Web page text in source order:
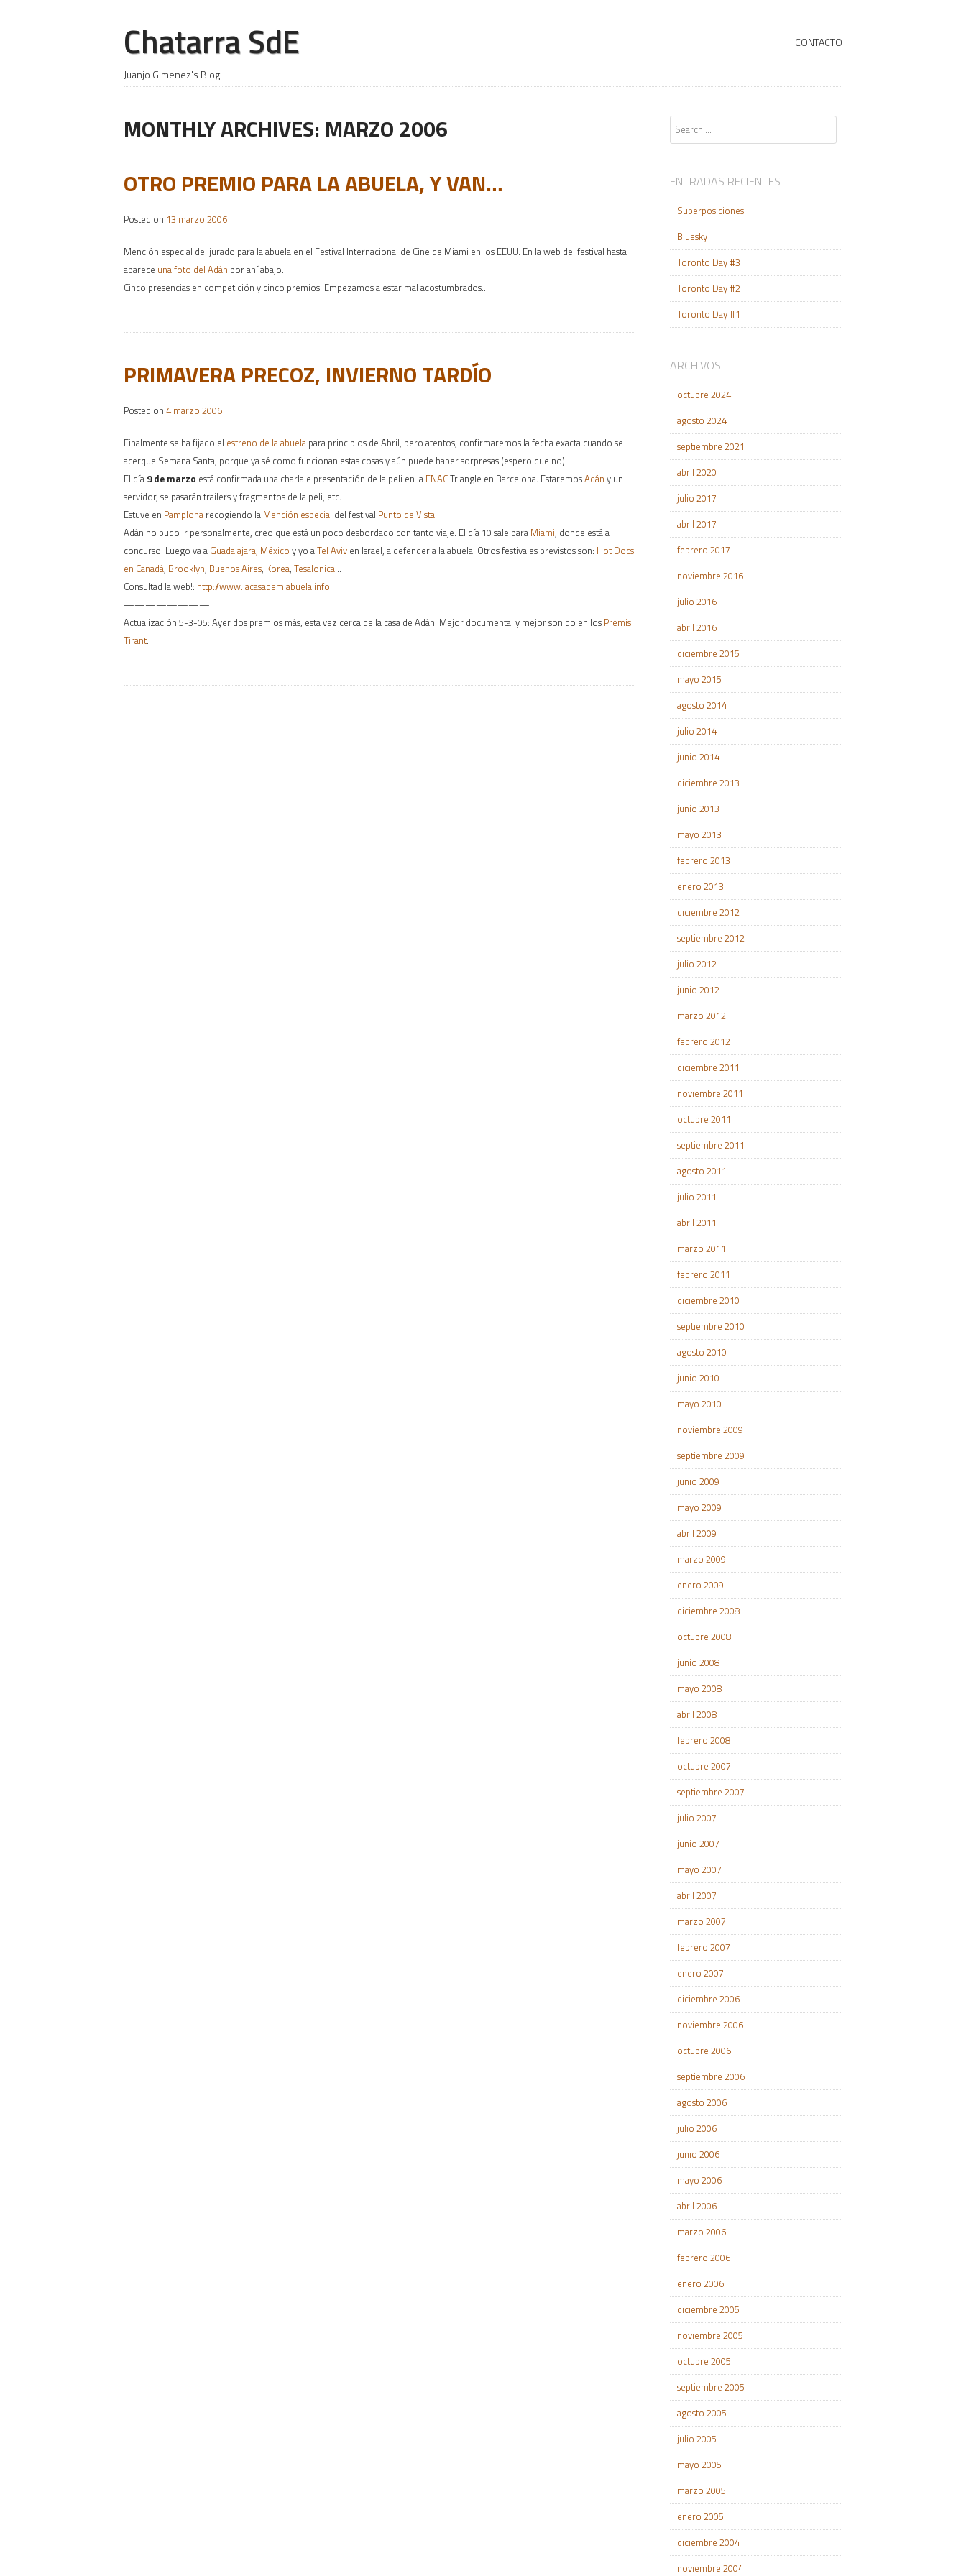
Chatarra SdE
Juanjo Gimenez's Blog
+
SKIP TO CONTENT
CONTACTO
MONTHLY ARCHIVES: MARZO 2006
OTRO PREMIO PARA LA ABUELA, Y VAN…
Posted on 13 marzo 2006
Mención especial del jurado para la abuela en el Festival Internacional de Cine de Miami en los EEUU. En la web del festival hasta
aparece una foto del Adán por ahí abajo…
Cinco presencias en competición y cinco premios. Empezamos a estar mal acostumbrados…
PRIMAVERA PRECOZ, INVIERNO TARDÍO
Posted on 4 marzo 2006
Finalmente se ha fijado el estreno de la abuela para principios de Abril, pero atentos, confirmaremos la fecha exacta cuando se
acerque Semana Santa, porque ya sé como funcionan estas cosas y aún puede haber sorpresas (espero que no).
El día 9 de marzo está confirmada una charla e presentación de la peli en la FNACTriangle en Barcelona. EstaremosAdán y un
servidor, se pasarán trailers y fragmentos de la peli, etc.
Estuve en Pamplona recogiendo la Mención especial del festival Punto de Vista.
Adán no pudo ir personalmente, creo que está un poco desbordado con tanto viaje. El día 10 sale para Miami, donde está a
concurso. Luego va a Guadalajara, México y yo aTel Aviv en Israel, a defender a la abuela. Otros festivales previstos son: Hot Docs
en Canadá, Brooklyn, Buenos Aires, Korea, Tesalonica…
Consultad la web!: http://www.lacasademiabuela.info
————————
Actualización 5-3-05: Ayer dos premios más, esta vez cerca de la casa de Adán. Mejor documental y mejor sonido en los Premis
Tirant.
Search
ENTRADAS RECIENTES
Superposiciones
Bluesky
Toronto Day #3
Toronto Day #2
Toronto Day #1
ARCHIVOS
octubre 2024
agosto 2024
septiembre 2021
abril 2020
julio 2017
abril 2017
febrero 2017
noviembre 2016
julio 2016
abril 2016
diciembre 2015
mayo 2015
agosto 2014
julio 2014
junio 2014
diciembre 2013
junio 2013
mayo 2013
febrero 2013
enero 2013
diciembre 2012
septiembre 2012
julio 2012
junio 2012
marzo 2012
febrero 2012
diciembre 2011
noviembre 2011
octubre 2011
septiembre 2011
agosto 2011
julio 2011
abril 2011
marzo 2011
febrero 2011
diciembre 2010
septiembre 2010
agosto 2010
junio 2010
mayo 2010
noviembre 2009
septiembre 2009
junio 2009
mayo 2009
abril 2009
marzo 2009
enero 2009
diciembre 2008
octubre 2008
junio 2008
mayo 2008
abril 2008
febrero 2008
octubre 2007
septiembre 2007
julio 2007
junio 2007
mayo 2007
abril 2007
marzo 2007
febrero 2007
enero 2007
diciembre 2006
noviembre 2006
octubre 2006
septiembre 2006
agosto 2006
julio 2006
junio 2006
mayo 2006
abril 2006
marzo 2006
febrero 2006
enero 2006
diciembre 2005
noviembre 2005
octubre 2005
septiembre 2005
agosto 2005
julio 2005
mayo 2005
marzo 2005
enero 2005
diciembre 2004
noviembre 2004